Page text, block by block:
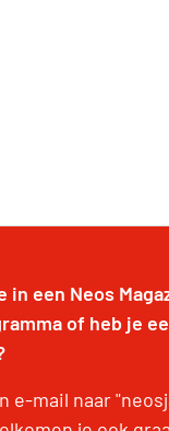
in een Neos
of heb je
e-mail naar